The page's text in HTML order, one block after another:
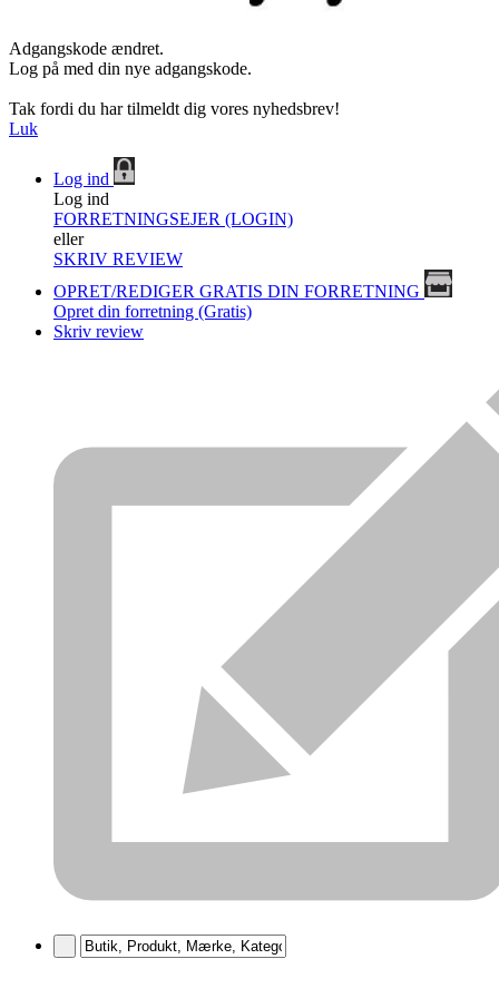
Adgangskode ændret.
Log på med din nye adgangskode.
Tak fordi du har tilmeldt dig vores nyhedsbrev!
Luk
Log ind
Log ind
FORRETNINGSEJER (LOGIN)
eller
SKRIV REVIEW
OPRET/REDIGER GRATIS DIN FORRETNING
Opret din forretning (Gratis)
Skriv review